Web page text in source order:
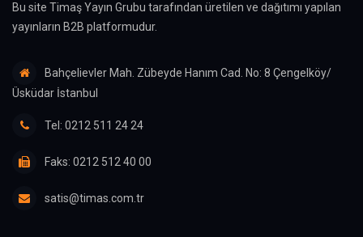
Bu site Timaş Yayın Grubu tarafından üretilen ve dağıtımı yapılan
yayınların B2B platformudur.
Bahçelievler Mah. Zübeyde Hanım Cad. No: 8 Çengelköy/
Üsküdar İstanbul
Tel: 0212 511 24 24
Faks: 0212 512 40 00
satis@timas.com.tr